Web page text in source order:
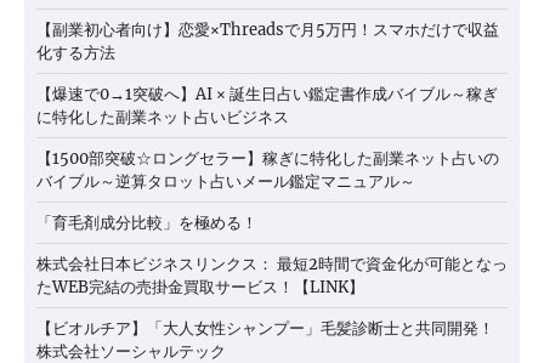
【副業初心者向け】恋愛×Threadsで月5万円！スマホだけで収益
化する方法
【爆速で0→1突破へ】AI × 誕生日占い鑑定書作成バイブル～稼ぎ
に特化した副業ネット占いビジネス
【1500部突破☆ロングセラー】稼ぎに特化した副業ネット占いの
バイブル～逆算タロット占いメール鑑定マニュアル～
「育毛剤成分比較」を極める！
株式会社日本ビジネスリンクス： 最短2時間で資金化が可能となっ
たWEB完結の売掛金買取サービス！【LINK】
【ビオルチア】「大人女性シャンプー」毛髪診断士と共同開発！
株式会社ソーシャルテック